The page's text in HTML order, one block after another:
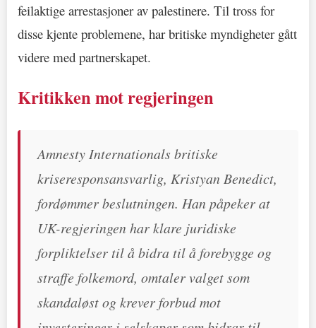
feilaktige arrestasjoner av palestinere. Til tross for
disse kjente problemene, har britiske myndigheter gått
videre med partnerskapet.
Kritikken mot regjeringen
Amnesty Internationals britiske
kriseresponsansvarlig, Kristyan Benedict,
fordømmer beslutningen. Han påpeker at
UK-regjeringen har klare juridiske
forpliktelser til å bidra til å forebygge og
straffe folkemord, omtaler valget som
skandaløst og krever forbud mot